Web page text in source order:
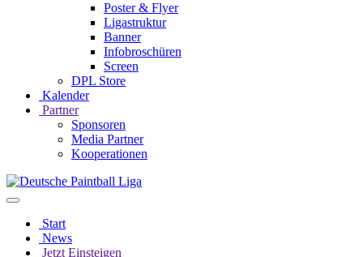
Poster & Flyer
Ligastruktur
Banner
Infobroschüren
Screen
DPL Store
Kalender
Partner
Sponsoren
Media Partner
Kooperationen
Start
News
Jetzt Einsteigen